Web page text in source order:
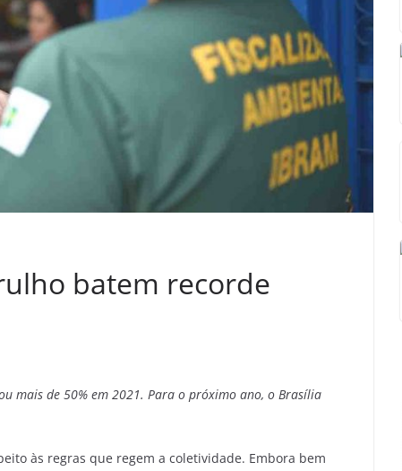
batem recorde
mais de 50% em 2021. Para o próximo ano, o Brasília
às regras que regem a coletividade. Embora bem